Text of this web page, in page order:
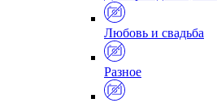
Любовь и свадьба
Разное